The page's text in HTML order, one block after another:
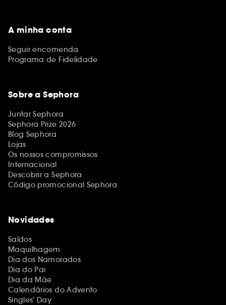
A minha conta
Seguir encomenda
Programa de Fidelidade
Sobre a Sephora
Juntar Sephora
Sephora Prize 2026
Blog Sephora
Lojas
Os nossos compromissos
Internacional
Descobrir a Sephora
Código promocional Sephora
Novidades
Saldos
Maquilhagem
Dia dos Namorados
Dia do Pai
Dia da Mãe
Calendários do Advento
Singles' Day